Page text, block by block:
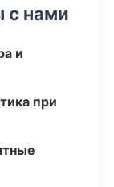
с нами
и
при